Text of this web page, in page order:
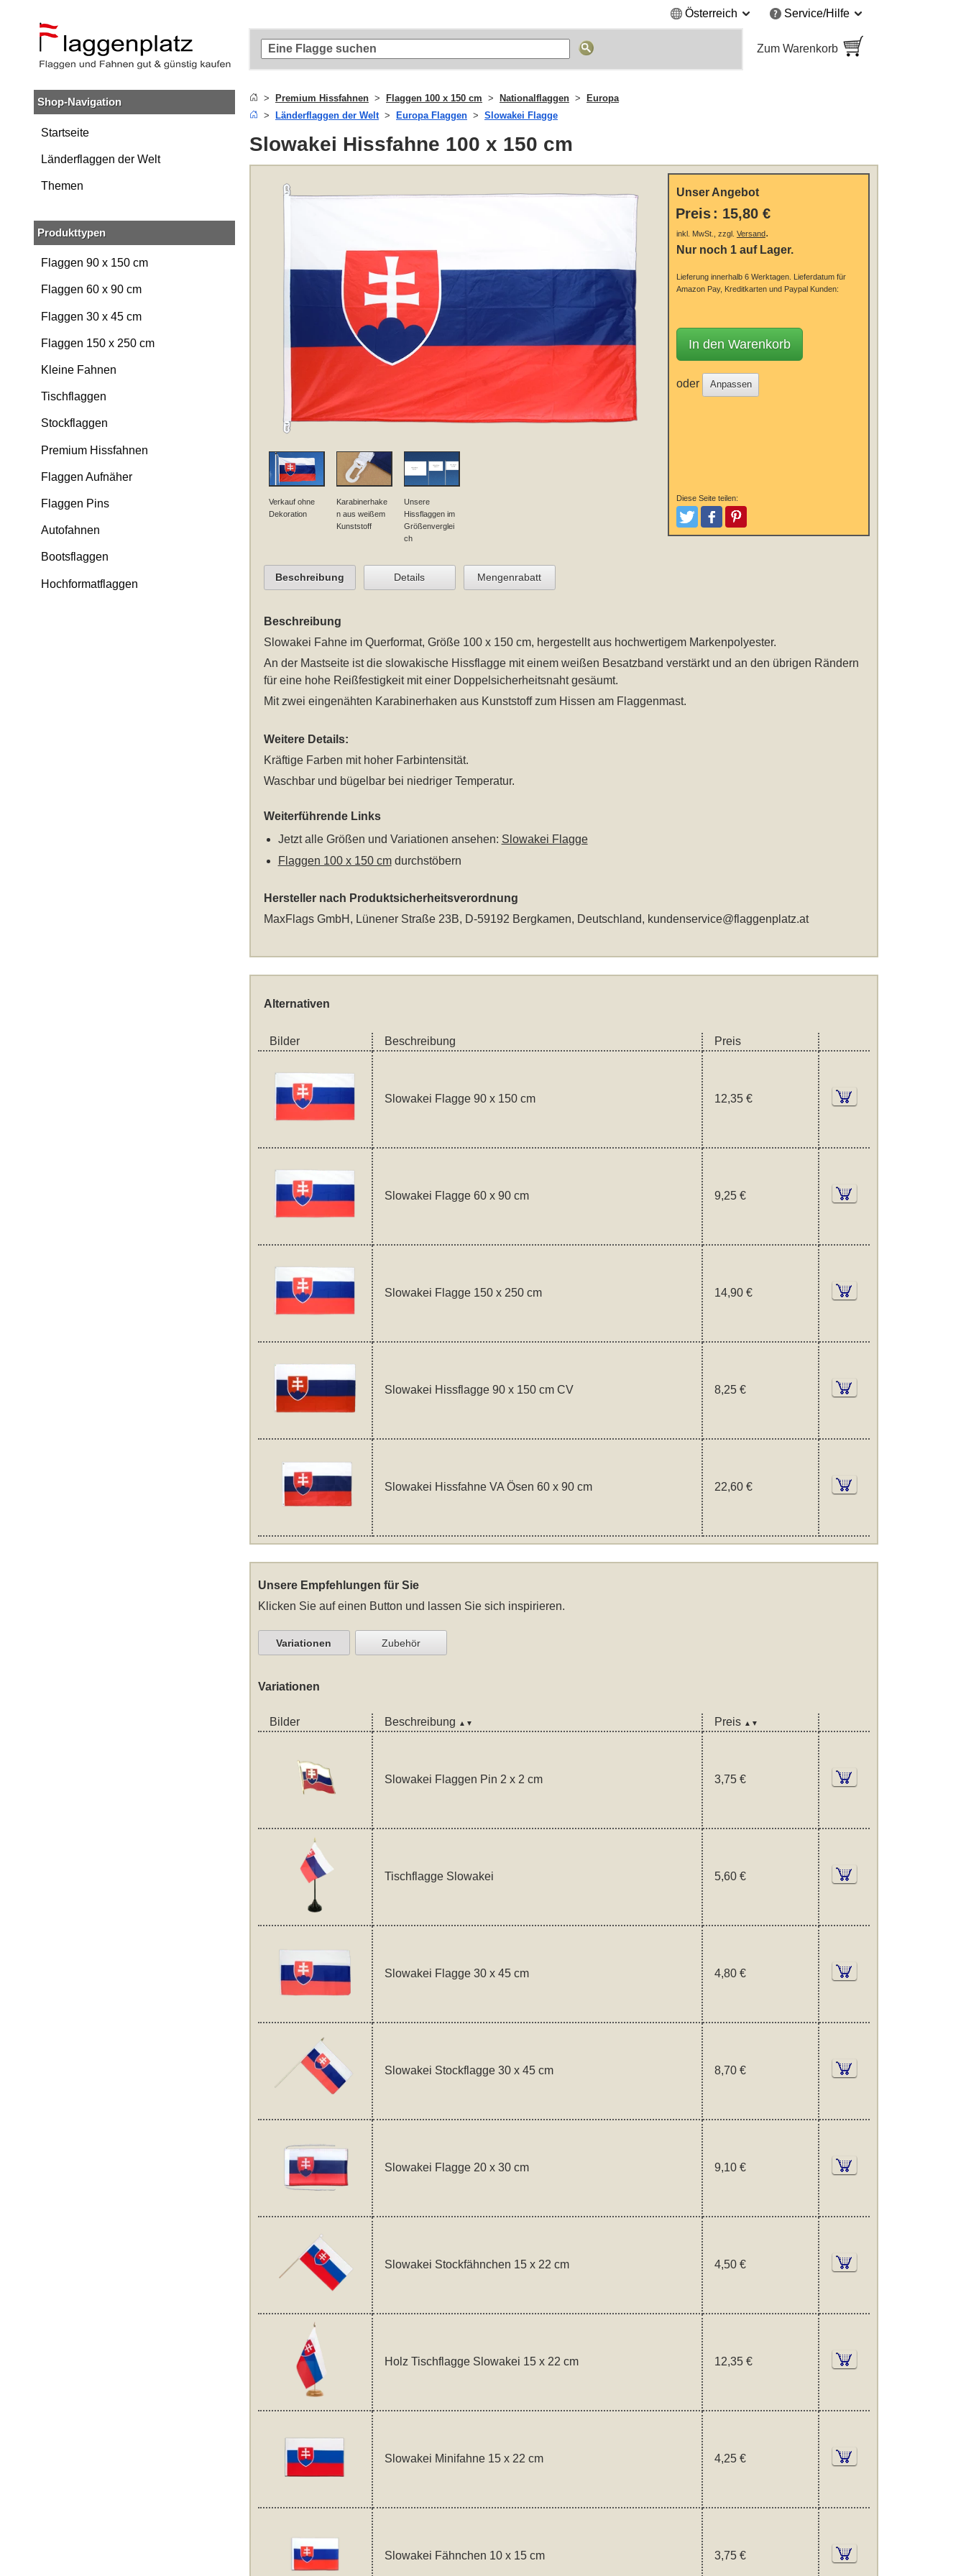
Hauptinhalt
springen
Suche
Zur
Navigation
springen
Österreich Service/Hilfe
Zum Warenkorb
Shop-Navigation
Startseite
Länderflaggen der Welt
Themen
Produkttypen
Flaggen 90 x 150 cm
Flaggen 60 x 90 cm
Flaggen 30 x 45 cm
Flaggen 150 x 250 cm
Kleine Fahnen
Tischflaggen
Stockflaggen
Premium Hissfahnen
Flaggen Aufnäher
Flaggen Pins
Autofahnen
Bootsflaggen
Hochformatflaggen
Premium Hissfahnen Flaggen 100 x 150 cm Nationalflaggen
Europa
Länderflaggen der Welt
Europa Flaggen Slowakei Flagge
Slowakei Hissfahne 100 x 150 cm
Verkauf ohne
Dekoration
Karabinerhake
n aus weißem
Kunststoff
Unsere
Hissflaggen im
Größenverglei
ch
Unser Angebot
Preis : 15,80 €
inkl. MwSt., zzgl. Versand.
Nur noch 1 auf Lager.
Lieferung innerhalb 6 Werktagen.
Lieferdatum für
Amazon Pay, Kreditkarten und Paypal Kunden:
In den Warenkorb
oder Anpassen
Diese Seite teilen:
TweetenPostenPinterest
Beschreibung Details Mengenrabatt
Beschreibung
Slowakei Fahne im Querformat, Größe 100 x 150 cm, hergestellt aus hochwertigem Markenpolyester.
An der Mastseite ist die slowakische Hissflagge mit einem weißen Besatzband verstärkt und an den übrigen Rändern
für eine hohe Reißfestigkeit mit einer Doppelsicherheitsnaht gesäumt.
Mit zwei eingenähten Karabinerhaken aus Kunststoff zum Hissen am Flaggenmast.
Weitere Details:
Kräftige Farben mit hoher Farbintensität.
Waschbar und bügelbar bei niedriger Temperatur.
Weiterführende Links
Jetzt alle Größen und Variationen ansehen: Slowakei Flagge
Flaggen 100 x 150 cmdurchstöbern
Hersteller nach Produktsicherheitsverordnung
MaxFlags GmbH, Lünener Straße 23B, D-59192 Bergkamen, Deutschland, kundenservice@flaggenplatz.at
Alternativen
Bilder Beschreibung Preis
Slowakei Flagge 90 x 150 cm 12,35 €
Slowakei Flagge 60 x 90 cm 9,25 €
Slowakei Flagge 150 x 250 cm 14,90 €
Slowakei Hissflagge 90 x 150 cm CV 8,25 €
Slowakei Hissfahne VA Ösen 60 x 90 cm 22,60 €
Unsere Empfehlungen für Sie
Klicken Sie auf einen Button und lassen Sie sich inspirieren.
Variationen Zubehör
Variationen
Bilder Beschreibung ▲▼ Preis ▲▼
Slowakei Flaggen Pin 2 x 2 cm 3,75 €
Tischflagge Slowakei 5,60 €
Slowakei Flagge 30 x 45 cm 4,80 €
Slowakei Stockflagge 30 x 45 cm 8,70 €
Slowakei Flagge 20 x 30 cm 9,10 €
Slowakei Stockfähnchen 15 x 22 cm 4,50 €
Holz Tischflagge Slowakei 15 x 22 cm 12,35 €
Slowakei Minifahne 15 x 22 cm 4,25 €
Slowakei Fähnchen 10 x 15 cm 3,75 €